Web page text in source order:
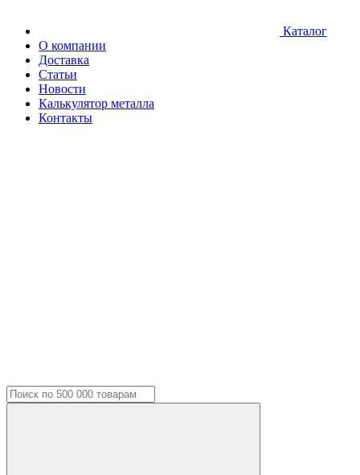
Каталог
О компании
Доставка
Статьи
Новости
Калькулятор металла
Контакты